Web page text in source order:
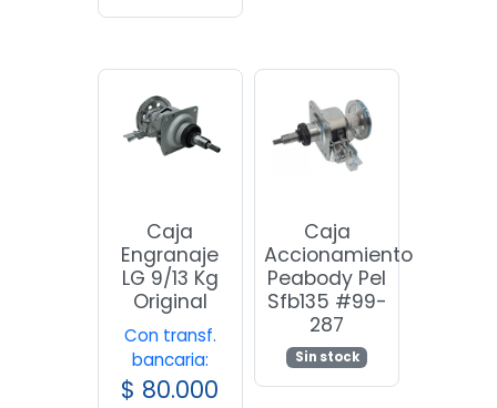
Caja
Engranaje
LG 9/13 Kg
Original
Con transf.
bancaria:
$ 80.000
Caja
Accionamiento
Peabody Pel
Sfb135 #99-
287
Sin stock